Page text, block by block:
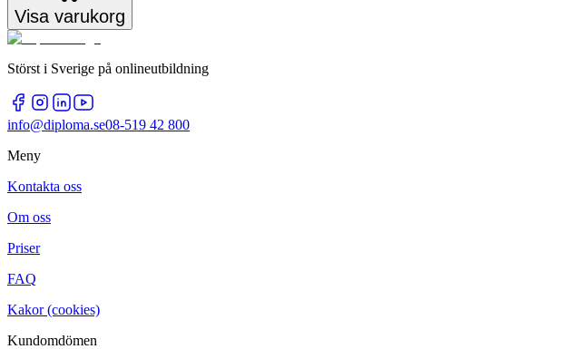
Visa varukorg
Störst i Sverige på onlineutbildning
info@diploma.se08-519 42 800
Meny
Kontakta oss
Om oss
Priser
FAQ
Kakor (cookies)
Kundomdömen